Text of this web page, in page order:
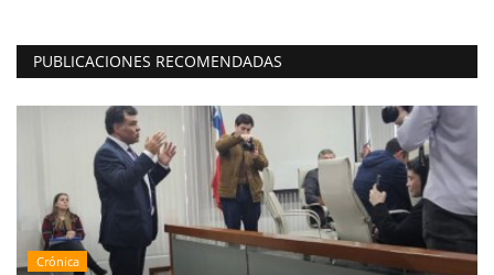
PUBLICACIONES RECOMENDADAS
Crónica